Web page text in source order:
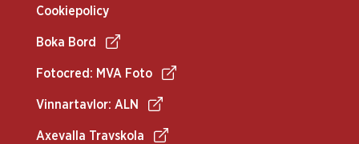
Cookiepolicy
Boka Bord
Fotocred: MVA Foto
Vinnartavlor: ALN
Axevalla Travskola